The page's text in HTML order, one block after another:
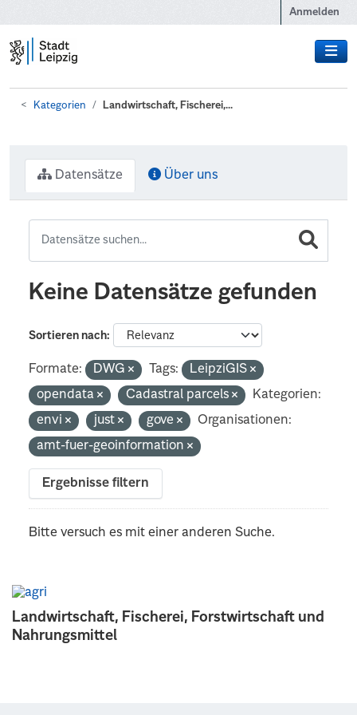
Anmelden
Kategorien Landwirtschaft, Fischerei,...
Landwirtschaft, Fischerei, Forstwirtschaft und
Nahrungsmittel
Datensätze Über uns
Keine Datensätze gefunden
Sortieren nach
Formate: DWG Tags:
LeipziGIS
opendata
Cadastral parcels
Kategorien:
envi
just gove
Organisationen:
amt-fuer-geoinformation
Ergebnisse filtern
Bitte versuch es mit einer anderen Suche.